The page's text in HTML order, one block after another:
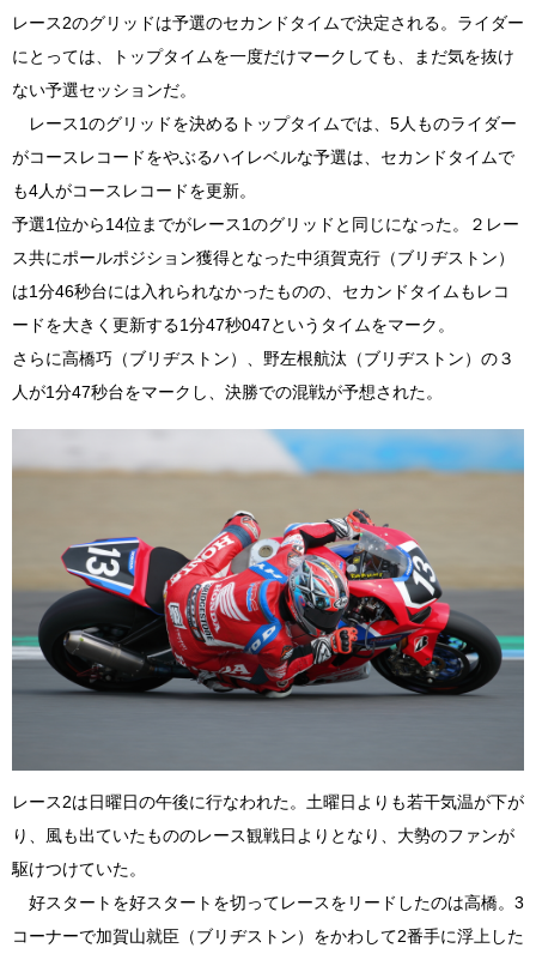
レース2のグリッドは予選のセカンドタイムで決定される。ライダー
にとっては、トップタイムを一度だけマークしても、まだ気を抜け
ない予選セッションだ。
レース1のグリッドを決めるトップタイムでは、5人ものライダー
がコースレコードをやぶるハイレベルな予選は、セカンドタイムで
も4人がコースレコードを更新。
予選1位から14位までがレース1のグリッドと同じになった。２レー
ス共にポールポジション獲得となった中須賀克行（ブリヂストン）
は1分46秒台には入れられなかったものの、セカンドタイムもレコ
ードを大きく更新する1分47秒047というタイムをマーク。
さらに高橋巧（ブリヂストン）、野左根航汰（ブリヂストン）の３
人が1分47秒台をマークし、決勝での混戦が予想された。
レース2は日曜日の午後に行なわれた。土曜日よりも若干気温が下が
り、風も出ていたもののレース観戦日よりとなり、大勢のファンが
駆けつけていた。
好スタートを好スタートを切ってレースをリードしたのは高橋。3
コーナーで加賀山就臣（ブリヂストン）をかわして2番手に浮上した